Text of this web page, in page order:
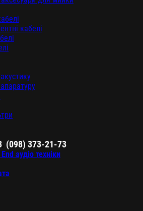
кабелі
(098) 373-21-73
аудіо техніки